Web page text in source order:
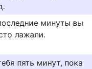
минуты вы
лажали.
пять минут, пока